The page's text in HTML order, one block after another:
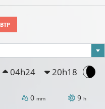
BTP
04h24 20h18
0 mm 9 h